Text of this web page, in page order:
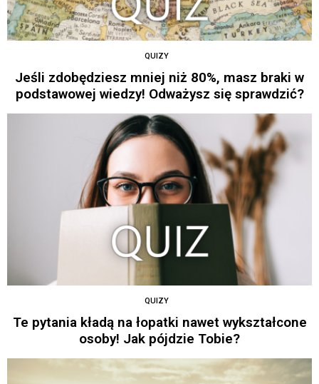
QUIZY
Jeśli zdobędziesz mniej niż 80%, masz braki w
podstawowej wiedzy! Odważysz się sprawdzić?
QUIZY
Te pytania kładą na łopatki nawet wykształcone
osoby! Jak pójdzie Tobie?